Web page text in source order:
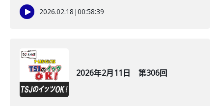
2026.02.18 |00:58:39
2026年2月11日 第306回